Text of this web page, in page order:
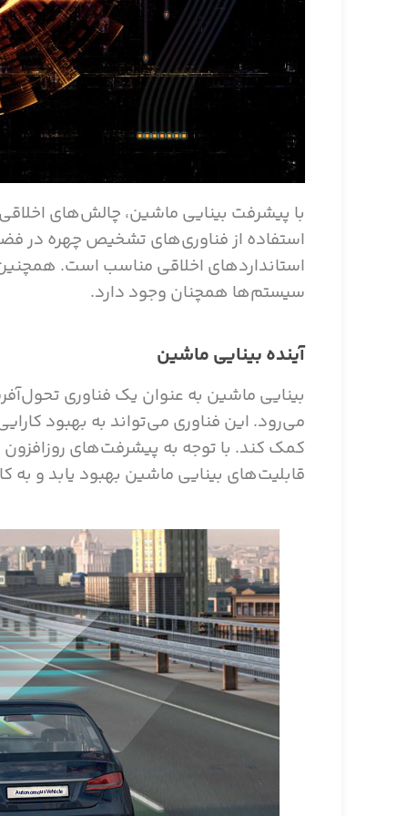
با پیشرفت بینایی ماشین، چالش‌های
استفاده از فناوری‌های تشخیص چهره در
استانداردهای اخلاقی مناسب است.
سیستم‌ها همچنان وجود دارد.
آینده بینایی ماشین
بینایی ماشین به عنوان یک فناوری
می‌رود. این فناوری می‌تواند به بهبود
کمک کند. با توجه به پیشرفت‌های روزافزون
قابلیت‌های بینایی ماشین بهبود یابد و